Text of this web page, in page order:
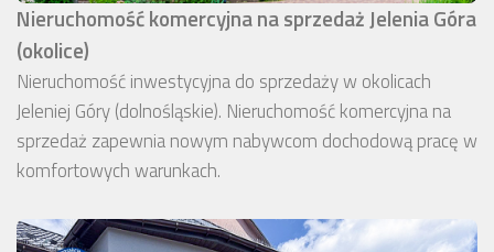
Nieruchomość komercyjna na sprzedaż Jelenia Góra
(okolice)
Nieruchomość inwestycyjna do sprzedaży w okolicach
Jeleniej Góry (dolnośląskie). Nieruchomość komercyjna na
sprzedaż zapewnia nowym nabywcom dochodową pracę w
komfortowych warunkach.